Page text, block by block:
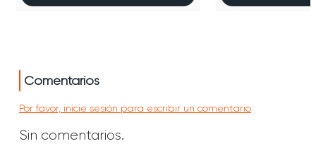
Comentarios
Por favor, inicie sesión para escribir un comentario
Sin comentarios.